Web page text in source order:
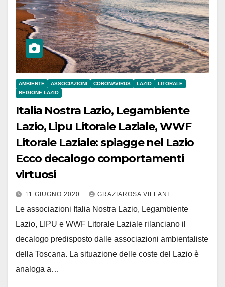
AMBIENTE ASSOCIAZIONI CORONAVIRUS LAZIO
LITORALE
REGIONE LAZIO
Italia Nostra Lazio, Legambiente
Lazio, Lipu Litorale Laziale, WWF
Litorale Laziale: spiagge nel Lazio
Ecco decalogo comportamenti
virtuosi
11 GIUGNO 2020 GRAZIAROSA VILLANI
Le associazioni Italia Nostra Lazio, Legambiente
Lazio, LIPU e WWF Litorale Laziale rilanciano il
decalogo predisposto dalle associazioni ambientaliste
della Toscana. La situazione delle coste del Lazio è
analoga a…